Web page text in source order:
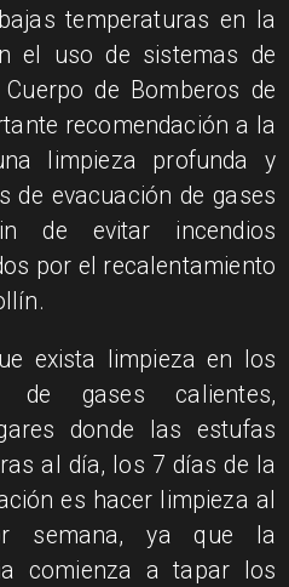
temperaturas en la
el uso de sistemas de
de Bomberos de
recomendación a la
limpieza profunda y
de evacuación de gases
de evitar incendios
por el recalentamiento
exista limpieza en los
de gases calientes,
donde las estufas
al día, los 7 días de la
es hacer limpieza al
semana, ya que la
comienza a tapar los